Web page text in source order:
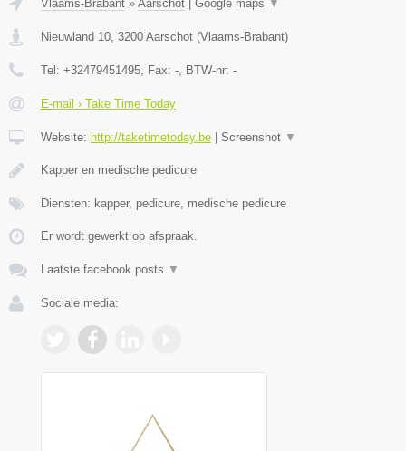
Vlaams-Brabant » Aarschot Google maps ▼
Nieuwland 10, 3200 Aarschot (Vlaams-Brabant)
Tel: +32479451495, Fax: -, BTW-nr: -
E-mail › Take Time Today
Website: http://taketimetoday.be Screenshot ▼
Kapper en medische pedicure
Diensten: kapper, pedicure, medische pedicure
Er wordt gewerkt op afspraak.
Laatste facebook posts ▼
Sociale media: